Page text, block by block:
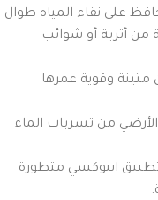
على نقاء المياه طوال
من أتربة أو شوائب
متينة وقوية عمرها
من تسربات الماء
ايبوكسي متطورة